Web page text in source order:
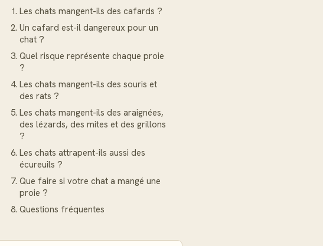
Les chats mangent-ils des cafards ?
Un cafard est-il dangereux pour un
chat ?
Quel risque représente chaque proie
?
Les chats mangent-ils des souris et
des rats ?
Les chats mangent-ils des araignées,
des lézards, des mites et des grillons
?
Les chats attrapent-ils aussi des
écureuils ?
Que faire si votre chat a mangé une
proie ?
Questions fréquentes